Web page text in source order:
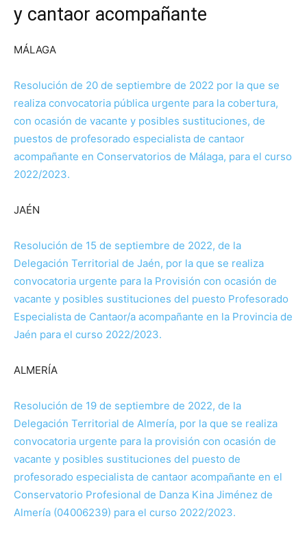
y cantaor acompañante
MÁLAGA
Resolución de 20 de septiembre de 2022 por la que se
realiza convocatoria pública urgente para la cobertura,
con ocasión de vacante y posibles sustituciones, de
puestos de profesorado especialista de cantaor
acompañante en Conservatorios de Málaga, para el curso
2022/2023.
JAÉN
Resolución de 15 de septiembre de 2022, de la
Delegación Territorial de Jaén, por la que se realiza
convocatoria urgente para la Provisión con ocasión de
vacante y posibles sustituciones del puesto Profesorado
Especialista de Cantaor/a acompañante en la Provincia de
Jaén para el curso 2022/2023.
ALMERÍA
Resolución de 19 de septiembre de 2022, de la
Delegación Territorial de Almería, por la que se realiza
convocatoria urgente para la provisión con ocasión de
vacante y posibles sustituciones del puesto de
profesorado especialista de cantaor acompañante en el
Conservatorio Profesional de Danza Kina Jiménez de
Almería (04006239) para el curso 2022/2023.